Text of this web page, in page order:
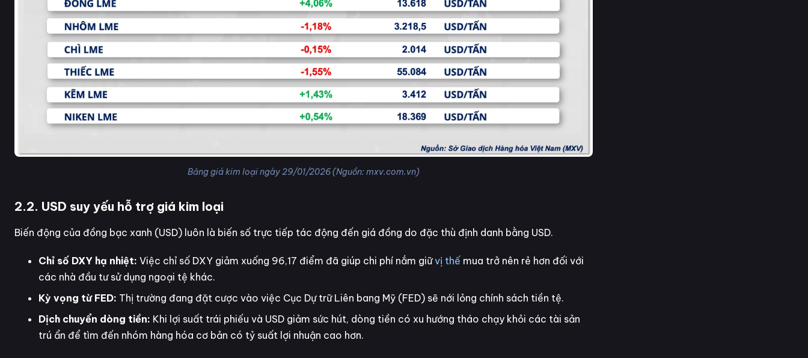
Bảng giá kim loại ngày 29/01/2026 (Nguồn: mxv.com.vn)
2.2. USD suy yếu hỗ trợ giá kim loại
Biến động của đồng bạc xanh (USD) luôn là biến số trực tiếp tác động đến giá đồng do đặc thù định danh bằng USD.
Chỉ số DXY hạ nhiệt: Việc chỉ số DXY giảm xuống 96,17 điểm đã giúp chi phí nắm giữvị thế mua trở nên rẻ hơn đối với
các nhà đầu tư sử dụng ngoại tệ khác.
Kỳ vọng từ FED: Thị trường đang đặt cược vào việc Cục Dự trữ Liên bang Mỹ (FED) sẽ nới lỏng chính sách tiền tệ.
Dịch chuyển dòng tiền: Khi lợi suất trái phiếu và USD giảm sức hút, dòng tiền có xu hướng tháo chạy khỏi các tài sản
trú ẩn để tìm đến nhóm hàng hóa cơ bản có tỷ suất lợi nhuận cao hơn.